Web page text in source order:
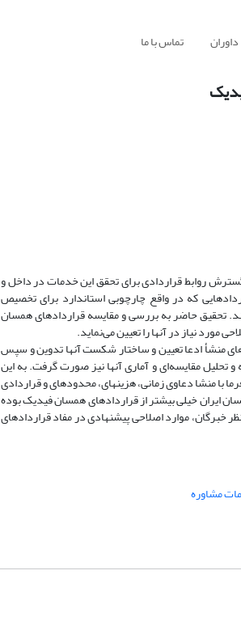
داوران تماس با ما
روابط قراردادی برای تحقق این خدمات در داخل و
که در واقع چارچوبی استاندارد برای تخصیص
تحقیق حاضر به بررسی و مقایسه قراردادهای همسان
مورد نیاز در آنها را تعیین می‌نماید.
منشأ ادعا تعیین و ساختار شکست آنها تدوین و سپس
مقایسه‌ای و آماری آنها نیز صورت گرفت. به این
با منشا دعاوی زمانی، هزینه‏ای، محدوده‏ای و قراردادی
ایران خیلی بیشتر از قراردادهای همسان فیدیک بوده
موارد اصلاحی پیشنهادی در مفاد قراردادهای
مشاوره